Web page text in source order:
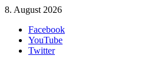
Zum
springen
8. August 2026
Facebook
YouTube
Twitter